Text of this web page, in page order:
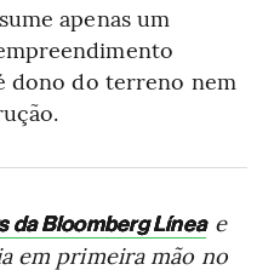
apenas um
dono do terreno nem
da Bloomberg Línea e
em primeira mão no